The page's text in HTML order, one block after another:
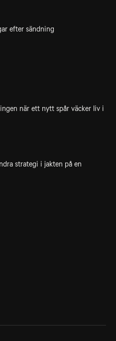
efter sändning
när ett nytt spår väcker liv i
strategi i jakten på en